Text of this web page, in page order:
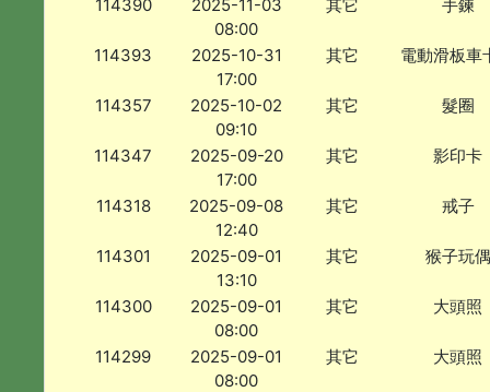
114390
2025-11-03
08:00
其它 手鍊
114393
2025-10-31
17:00
其它 電動滑板車
114357
2025-10-02
09:10
其它 髮圈
114347
2025-09-20
17:00
其它 影印卡
114318
2025-09-08
12:40
其它 戒子
114301
2025-09-01
13:10
其它 猴子玩偶
114300
2025-09-01
08:00
其它 大頭照
114299
2025-09-01
08:00
其它 大頭照